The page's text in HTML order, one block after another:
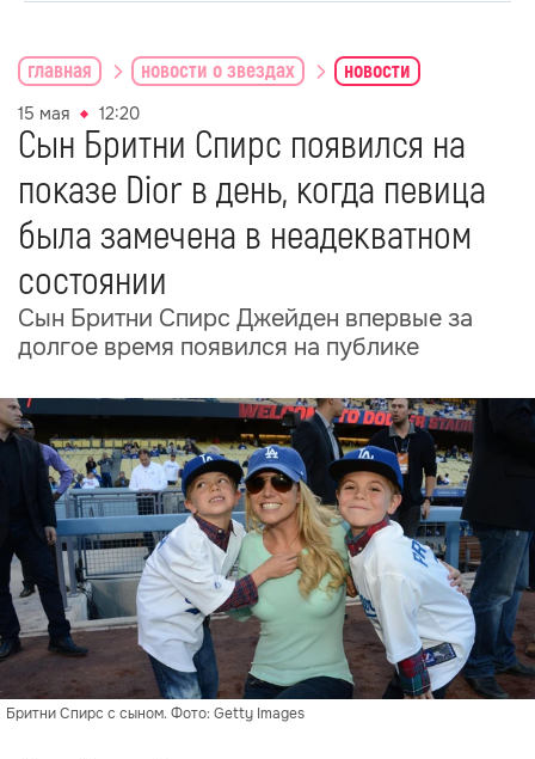
главная новости о звездах новости
15 мая 12:20
Сын Бритни Спирс появился на
показе Dior в день, когда певица
была замечена в неадекватном
состоянии
Сын Бритни Спирс Джейден впервые за
долгое время появился на публике
Бритни Спирс с сыном. Фото: Getty Images